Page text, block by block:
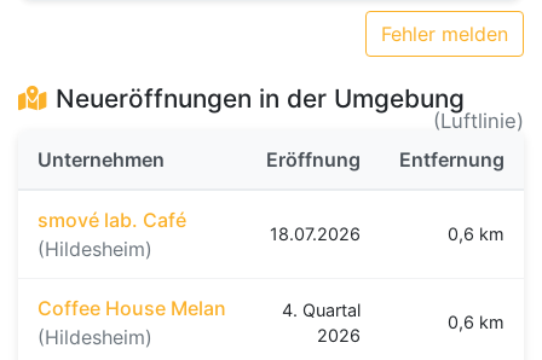
Fehler melden
Neueröffnungen in der Umgebung
(Luftlinie)
Unternehmen
Eröffnung Entfernung
smové lab. Café
(Hildesheim)
18.07.2026 0,6 km
Coffee House Melan
(Hildesheim)
4. Quartal
2026
0,6 km